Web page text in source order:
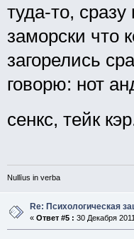
туда-то,
заморски что
загорелись
говорю: нот
сенкс, тейк
Nullīus in verba
Re: Психологическая
« Ответ #5 : 30 Декабря